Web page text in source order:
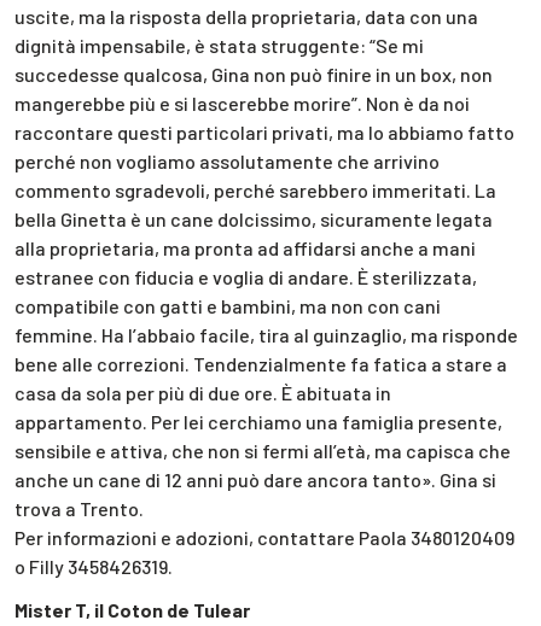
uscite, ma la risposta della proprietaria, data con una
dignità impensabile, è stata struggente: “Se mi
succedesse qualcosa, Gina non può finire in un box, non
mangerebbe più e si lascerebbe morire”. Non è da noi
raccontare questi particolari privati, ma lo abbiamo fatto
perché non vogliamo assolutamente che arrivino
commento sgradevoli, perché sarebbero immeritati. La
bella Ginetta è un cane dolcissimo, sicuramente legata
alla proprietaria, ma pronta ad affidarsi anche a mani
estranee con fiducia e voglia di andare. È sterilizzata,
compatibile con gatti e bambini, ma non con cani
femmine. Ha l’abbaio facile, tira al guinzaglio, ma risponde
bene alle correzioni. Tendenzialmente fa fatica a stare a
casa da sola per più di due ore. È abituata in
appartamento. Per lei cerchiamo una famiglia presente,
sensibile e attiva, che non si fermi all’età, ma capisca che
anche un cane di 12 anni può dare ancora tanto». Gina si
trova a Trento.
Per informazioni e adozioni, contattare Paola 3480120409
o Filly 3458426319.
Mister T, il Coton de Tulear